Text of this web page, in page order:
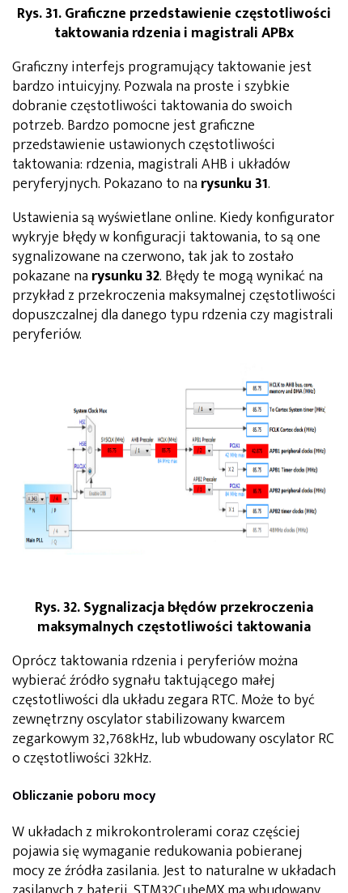
Rys. 31. Graficzne przedstawienie częstotliwości
taktowania rdzenia i magistrali APBx
Graficzny interfejs programujący taktowanie jest
bardzo intuicyjny. Pozwala na proste i szybkie
dobranie częstotliwości taktowania do swoich
potrzeb. Bardzo pomocne jest graficzne
przedstawienie ustawionych częstotliwości
taktowania: rdzenia, magistrali AHB i układów
peryferyjnych. Pokazano to na rysunku 31.
Ustawienia są wyświetlane online. Kiedy konfigurator
wykryje błędy w konfiguracji taktowania, to są one
sygnalizowane na czerwono, tak jak to zostało
pokazane na rysunku 32. Błędy te mogą wynikać na
przykład z przekroczenia maksymalnej częstotliwości
dopuszczalnej dla danego typu rdzenia czy magistrali
peryferiów.
Rys. 32. Sygnalizacja błędów przekroczenia
maksymalnych częstotliwości taktowania
Oprócz taktowania rdzenia i peryferiów można
wybierać źródło sygnału taktującego małej
częstotliwości dla układu zegara RTC. Może to być
zewnętrzny oscylator stabilizowany kwarcem
zegarkowym 32,768kHz, lub wbudowany oscylator RC
o częstotliwości 32kHz.
Obliczanie poboru mocy
W układach z mikrokontrolerami coraz częściej
pojawia się wymaganie redukowania pobieranej
mocy ze źródła zasilania. Jest to naturalne w układach